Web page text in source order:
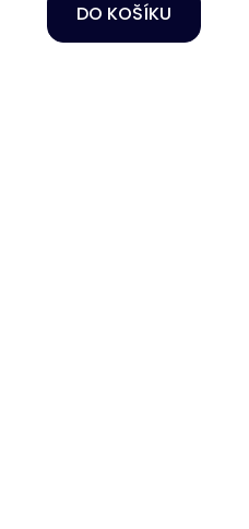
DO KOŠÍKU